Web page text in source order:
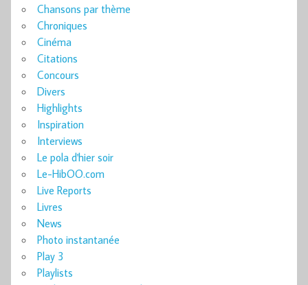
Chansons par thème
Chroniques
Cinéma
Citations
Concours
Divers
Highlights
Inspiration
Interviews
Le pola d'hier soir
Le-HibOO.com
Live Reports
Livres
News
Photo instantanée
Play 3
Playlists